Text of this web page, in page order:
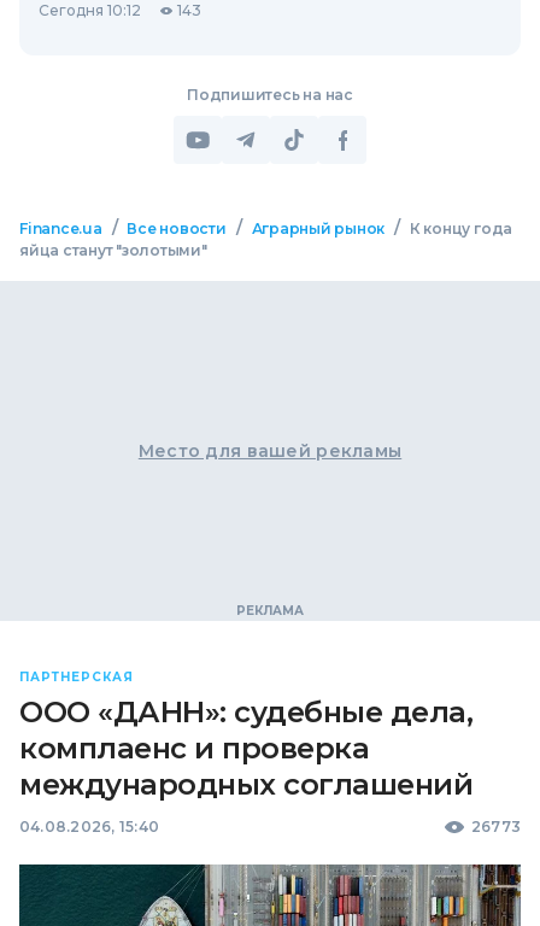
Сегодня 10:12 143
Подпишитесь на нас
Finance.ua / Все новости / Аграрный рынок /
К концу года
яйца станут "золотыми"
Место для вашей рекламы
ПАРТНЕРСКАЯ
ООО «ДАНН»: судебные дела,
комплаенс и проверка
международных соглашений
04.08.2026, 15:40 26773